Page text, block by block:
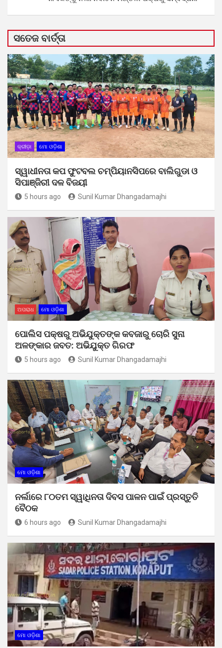
ସତେଜ ବାର୍ତ୍ତା
କ୍ରୀଡ଼ା ମୋ ଓଡ଼ିଶା
ସ୍ୱାଧୀନତା କପ ଫୁଟବଲ ଚମ୍ପିୟାନସିପରେ ବାଲିଗୁଡା ଓ
ସିପାଞ୍ଜିରୀ ଦଳ ବିଜୟୀ
5 hours ago Sunil Kumar Dhangadamajhi
ଅପରାଧ ମୋ ଓଡ଼ିଶା
ପୋଲିସ ପକ୍ଷରୁ ଅଭିଯୁକ୍ତଙ୍କ କବଜାରୁ ଚୋରି ସୁନା
ଅଳଙ୍କାର ଜବତ: ଅଭିଯୁକ୍ତ ଗିରଫ
5 hours ago Sunil Kumar Dhangadamajhi
ମୋ ଓଡ଼ିଶା
ନର୍ଲାରେ ୮୦ତମ ସ୍ୱାଧିନତା ଦିବସ ପାଳନ ପାଇଁ ପ୍ରସ୍ତୁତି
ବୈଠକ
6 hours ago Sunil Kumar Dhangadamajhi
ମୋ ଓଡ଼ିଶା